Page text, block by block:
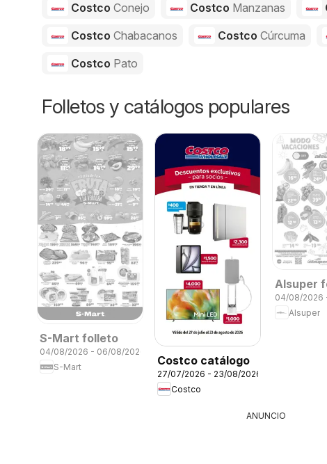
Costco Conejo Costco Manzanas
Costco Chabacanos Costco Cúrcuma
Costco Pato
Folletos y catálogos populares
S-Mart folleto
04/08/2026 - 06/08/2026
S-Mart
Costco catálogo
27/07/2026 - 23/08/2026
Costco
Alsuper
04/08/2026
Alsuper
ANUNCIO